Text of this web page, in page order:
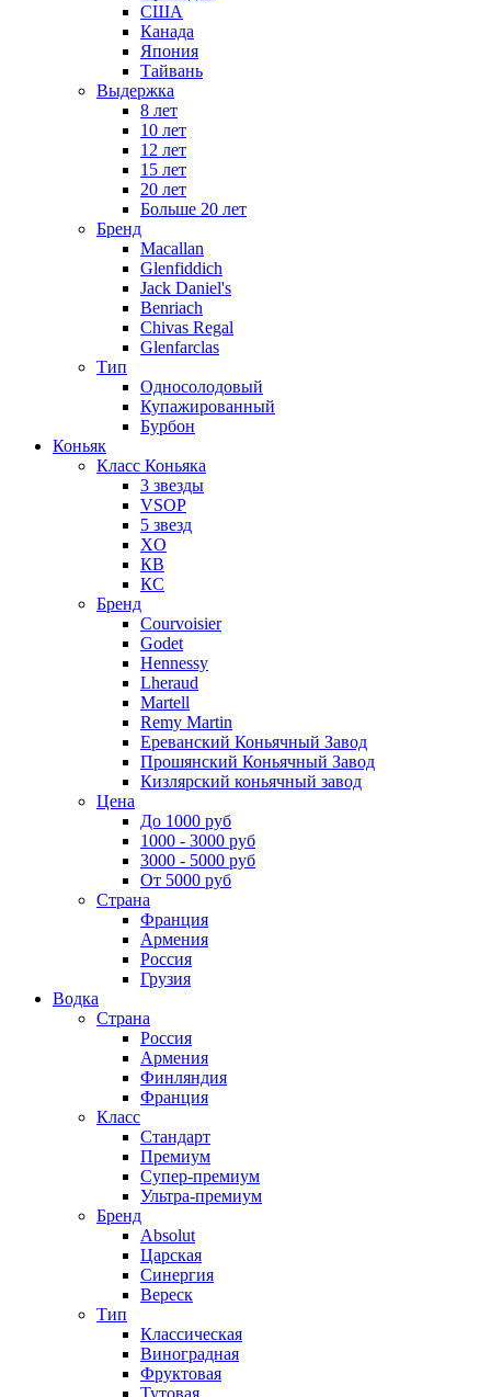
США
Канада
Япония
Тайвань
Выдержка
8 лет
10 лет
12 лет
15 лет
20 лет
Больше 20 лет
Бренд
Macallan
Glenfiddich
Jack Daniel's
Benriach
Chivas Regal
Glenfarclas
Тип
Односолодовый
Купажированный
Бурбон
Коньяк
Класс Коньяка
3 звезды
VSOP
5 звезд
XO
КВ
КС
Бренд
Courvoisier
Godet
Hennessy
Lheraud
Martell
Remy Martin
Ереванский Коньячный Завод
Прошянский Коньячный Завод
Кизлярский коньячный завод
Цена
До 1000 руб
1000 - 3000 руб
3000 - 5000 руб
От 5000 руб
Страна
Франция
Армения
Россия
Грузия
Водка
Страна
Россия
Армения
Финляндия
Франция
Класс
Стандарт
Премиум
Супер-премиум
Ультра-премиум
Бренд
Absolut
Царская
Синергия
Вереск
Тип
Классическая
Виноградная
Фруктовая
Тутовая